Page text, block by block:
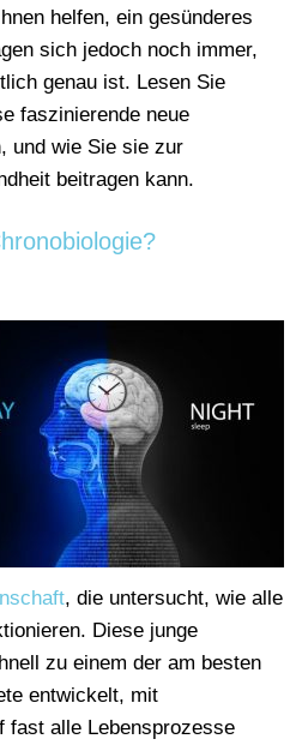
helfen, ein gesünderes
sich jedoch noch immer,
genau ist. Lesen Sie
faszinierende neue
und wie Sie sie zur
beitragen kann.
, die untersucht, wie alle
Diese junge
zu einem der am besten
entwickelt, mit
fast alle Lebensprozesse